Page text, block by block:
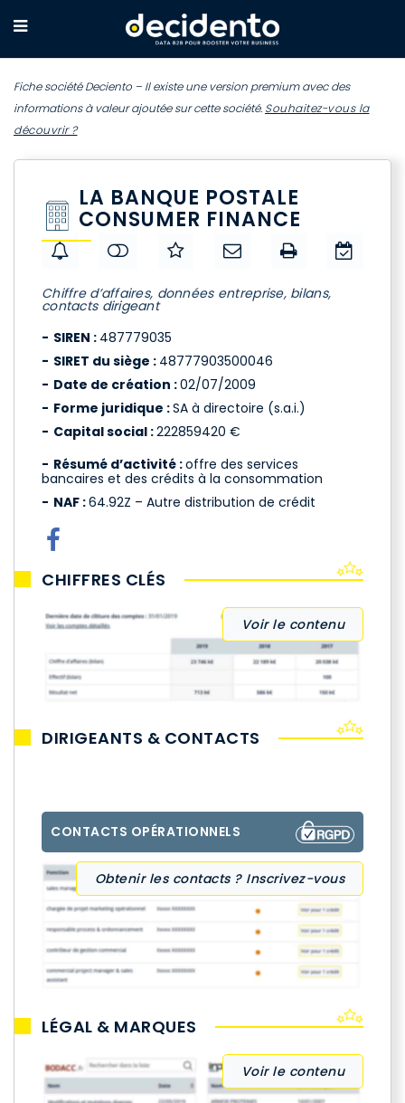
Fiche société Deciento – Il existe une version premium avec des
informations à valeur ajoutée sur cette société. Souhaitez-vous la
découvrir ?
LA BANQUE POSTALE
CONSUMER FINANCE
Chiffre d’affaires, données entreprise, bilans,
contacts dirigeant
SIREN : 487779035
SIRET du siège : 48777903500046
Date de création :02/07/2009
Forme juridique :SA à directoire (s.a.i.)
Capital social :222859420 €
Résumé d’activité :offre des services
bancaires et des crédits à la consommation
NAF :64.92Z – Autre distribution de crédit
CHIFFRES CLÉS
Voir le contenu
DIRIGEANTS & CONTACTS
CONTACTS OPÉRATIONNELS
Obtenir les contacts ? Inscrivez-vous
LÉGAL & MARQUES
Voir le contenu